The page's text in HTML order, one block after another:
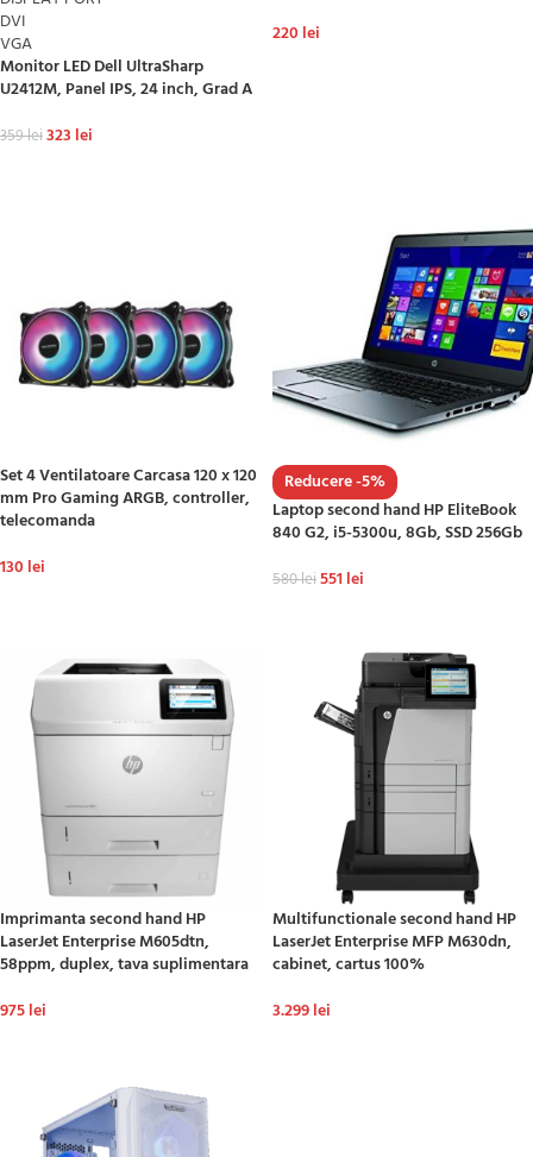
DVI
VGA
Monitor LED Dell UltraSharp
U2412M, Panel IPS, 24 inch, Grad A
359lei323 lei
220 lei
Set 4 Ventilatoare Carcasa 120 x 120
mm Pro Gaming ARGB, controller,
telecomanda
130 lei
Reducere -5%
Laptop second hand HP EliteBook
840 G2, i5-5300u, 8Gb, SSD 256Gb
580lei551 lei
Imprimanta second hand HP
LaserJet Enterprise M605dtn,
58ppm, duplex, tava suplimentara
975lei
Multifunctionale second hand HP
LaserJet Enterprise MFP M630dn,
cabinet, cartus 100%
3.299lei